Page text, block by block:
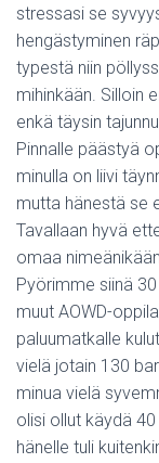
stressasi se
hengästyminen
typestä niin
mihinkään. Silloin
enkä täysin
Pinnalle päästyä
minulla on liivi
mutta hänestä se
Tavallaan hyvä
omaa
Pyörimme siinä
muut AOWD-
paluumatkalle
vielä jotain 130
minua vielä
olisi ollut käydä
hänelle tuli